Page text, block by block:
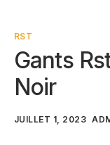
Types de gants
Guide d’achat
RST
Gants
Noir
JUILLET 1, 2023